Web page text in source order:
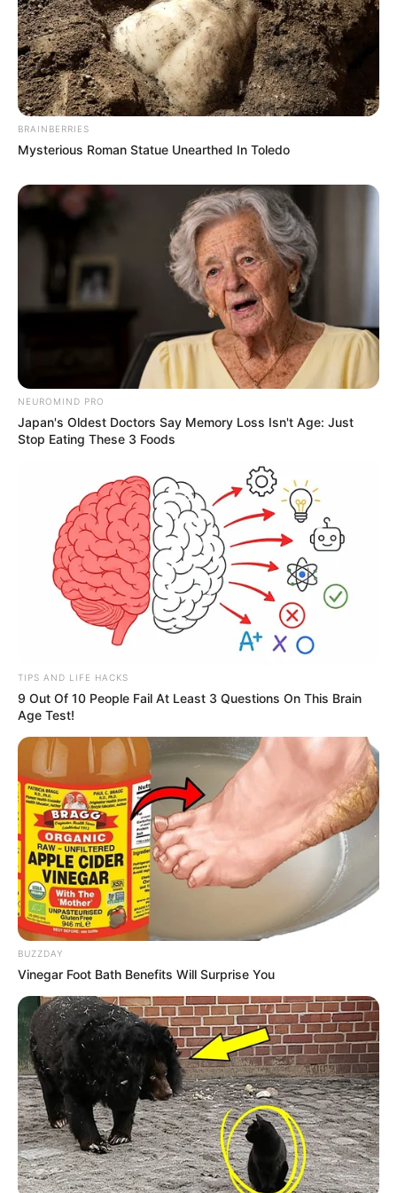
Filmes Clássicos 31574
46576 – Clássicos de Ação e Aventura
31694 – Comédias Clássicas
29809 – Dramas Clássicos
32392 – Musicais Clássicos
31273 – Filmes Clássicos Românticos
47147 – Ficção Científica e Fantasia Clássicos
46588 – Clássicos do Suspense
48744 – Filmes de Guerra Clássicos
46553 – Séries Clássicas
47465 – Faroestes Clássicos (Westerns)
7687 – Filmes Noir
52858 – Épicos
-ad4
Comédia 6548
9302 – Animes Comédia
10256 – Comédias Pastelão
89585 – Comédias de Terror
869 – Humor Ácido
13335 – Comédias Musicais
BRAINBERRIES
Mysterious Roman Statue Unearthed In Toledo
NEUROMIND PRO
Japan's Oldest Doctors Say Memory Loss Isn't Age: Just
Stop Eating These 3 Foods
TIPS AND LIFE HACKS
9 Out Of 10 People Fail At Least 3 Questions On This Brain
Age Test!
BUZZDAY
Vinegar Foot Bath Benefits Will Surprise You